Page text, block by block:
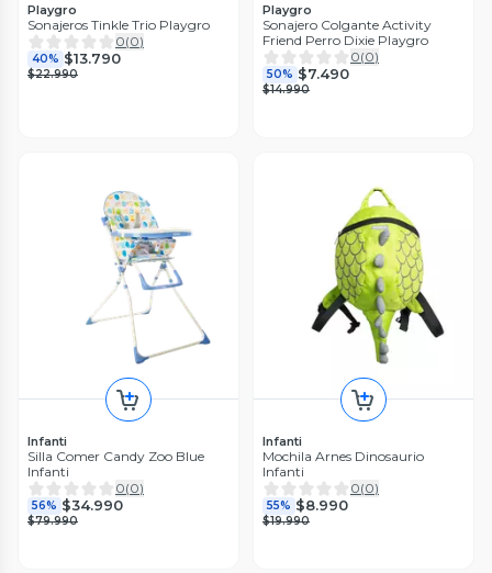
Playgro
Sonajeros Tinkle Trio Playgro
0(0)
40% $13.790
$22.990
Playgro
Sonajero Colgante Activity
Friend Perro Dixie Playgro
0(0)
50% $7.490
$14.990
Infanti
Silla Comer Candy Zoo Blue
Infanti
0(0)
56% $34.990
$79.990
Infanti
Mochila Arnes Dinosaurio
Infanti
0(0)
55% $8.990
$19.990